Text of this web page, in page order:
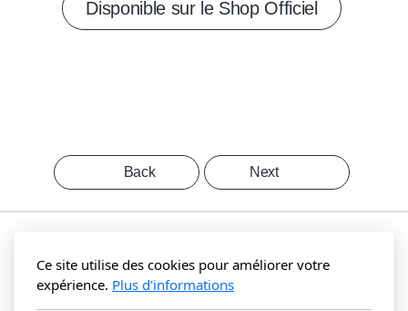
Disponible sur le Shop Officiel
Back Next
Ce site utilise des cookies pour améliorer votre
expérience. Plus d'informations